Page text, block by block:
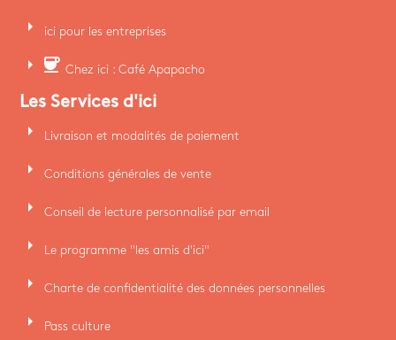
arrow_right ici pour les entreprises
arrow_right coffee Chez ici : Café Apapacho
Les Services d'ici
arrow_right Livraison et modalités de paiement
arrow_right Conditions générales de vente
arrow_right Conseil de lecture personnalisé par email
arrow_right Le programme "les amis d'ici"
arrow_right Charte de confidentialité des données personnelles
arrow_right Pass culture